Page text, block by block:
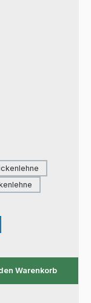
Warenkorb